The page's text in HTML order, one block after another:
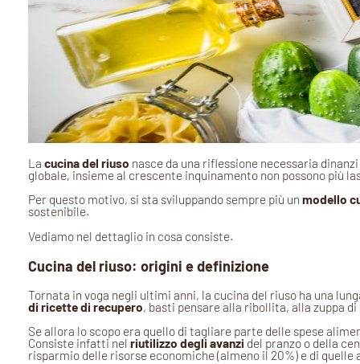
La cucina del riuso nasce da una riflessione necessaria
globale, insieme al crescente inquinamento non possono più
Per questo motivo, si sta sviluppando sempre più un modello
sostenibile.
Vediamo nel dettaglio in cosa consiste.
Cucina del riuso: origini e definizione
Tornata in voga negli ultimi anni, la cucina del riuso ha una
di ricette di recupero, basti pensare alla ribollita, alla zuppa
Se allora lo scopo era quello di tagliare parte delle spese
Consiste infatti nel riutilizzo degli avanzi del pranzo o della
risparmio delle risorse economiche (almeno il 20%) e di quelle